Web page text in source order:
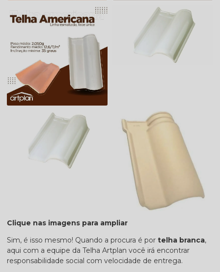
Clique nas imagens para ampliar
Sim, é isso mesmo! Quando a procura é por telha branca,
aqui com a equipe da Telha Artplan você irá encontrar
responsabilidade social com velocidade de entrega.